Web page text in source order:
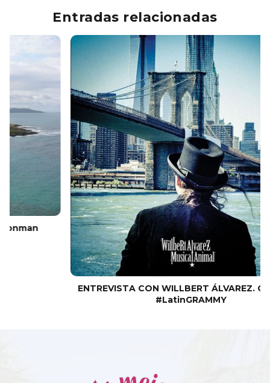
Entradas relacionadas
ENTREVISTA CON WILLBERT ÁLVAREZ. OBJETIVO
#LatinGRAMMY